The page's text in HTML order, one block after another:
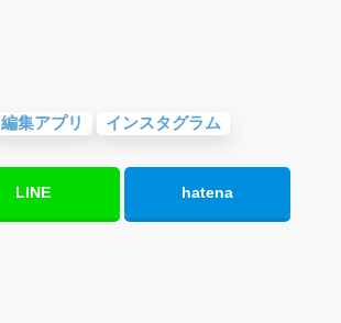
編集アプリ インスタグラム
LINE hatena